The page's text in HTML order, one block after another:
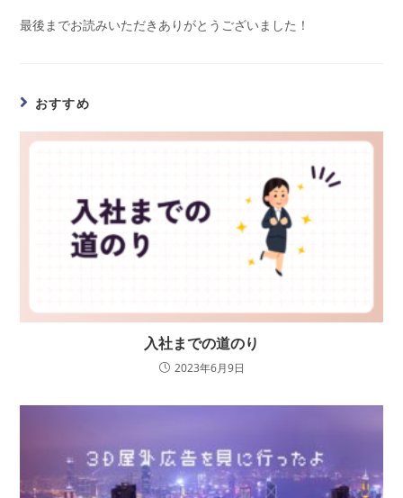
最後までお読みいただきありがとうございました！
おすすめ
入社までの道のり
2023年6月9日